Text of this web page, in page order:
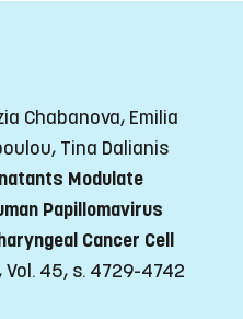
Chabanova, Emilia
Tina Dalianis
Modulate
Papillomavirus
Cancer Cell
45, s. 4729-4742